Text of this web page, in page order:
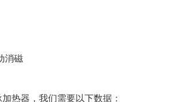
消磁
热器，我们需要以下数据：